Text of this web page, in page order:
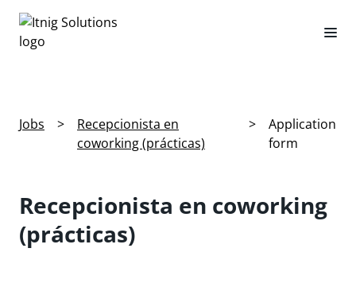
Jobs >
Recepcionista en
coworking (prácticas)
>
Application
form
Recepcionista en coworking
(prácticas)